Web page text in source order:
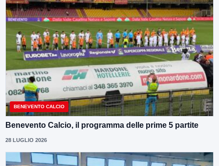
BENEVENTO CALCIO
Benevento Calcio, il programma delle prime 5 partite
28 LUGLIO 2026